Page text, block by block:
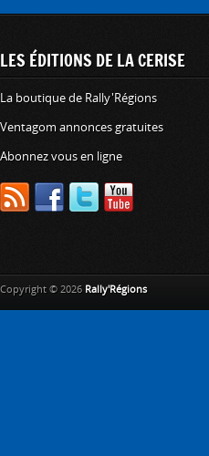
LES ÉDITIONS DE LA CERISE
La boutique de Rally'Régions
Ventagom annonces gratuites
Abonnez vous en ligne
Copyright © 2026 Rally'Régions